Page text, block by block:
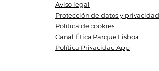
Aviso legal
Protección de datos y privacidad
Política de cookies
Canal Ética Parque Lisboa
Política Privacidad App